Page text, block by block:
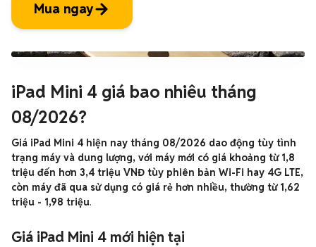
Mua ngay
iPad Mini 4 giá bao nhiêu tháng
08/2026?
Giá iPad Mini 4 hiện nay tháng 08/2026 dao động tùy tình
trạng máy và dung lượng, với máy mới có giá khoảng từ 1,8
triệu đến hơn 3,4 triệu VNĐ tùy phiên bản Wi-Fi hay 4G LTE,
còn máy đã qua sử dụng có giá rẻ hơn nhiều, thường từ 1,62
triệu - 1,98 triệu.
Giá iPad Mini 4 mới hiện tại